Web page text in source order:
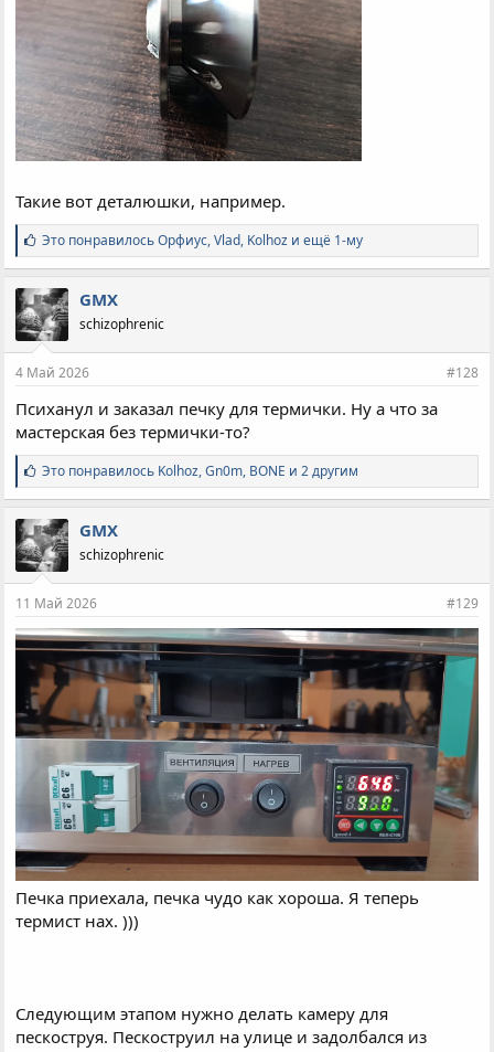
Такие вот деталюшки, например.
С
и
м
п
а
т
и
и
:
Это понравилосьОрфиус,Vlad, Kolhoz и ещё 1-му
GMX
schizophrenic
4 Май 2026 #128
Психанул и заказал печку для термички. Ну а что за
мастерская без термички-то?
С
и
м
п
а
т
и
:
Это понравилось Kolhoz,Gn0m, BONE и 2 другим
GMX
schizophrenic
11 Май 2026 #129
Печка приехала, печка чудо как хороша. Я теперь
термист нах. )))
Следующим этапом нужно делать камеру для
пескоструя. Пескоструил на улице и задолбался из